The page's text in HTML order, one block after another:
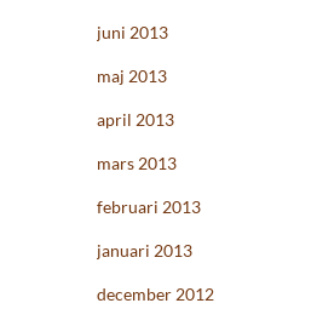
juni 2013
maj 2013
april 2013
mars 2013
februari 2013
januari 2013
december 2012